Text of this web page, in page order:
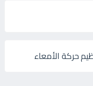
حركة الأمعاء